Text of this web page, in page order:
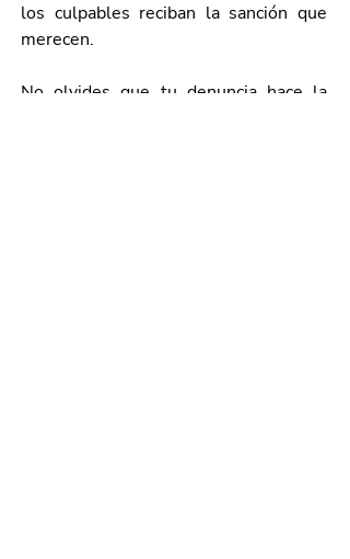
los culpables reciban la sanción que
merecen.
No olvides que tu denuncia hace la